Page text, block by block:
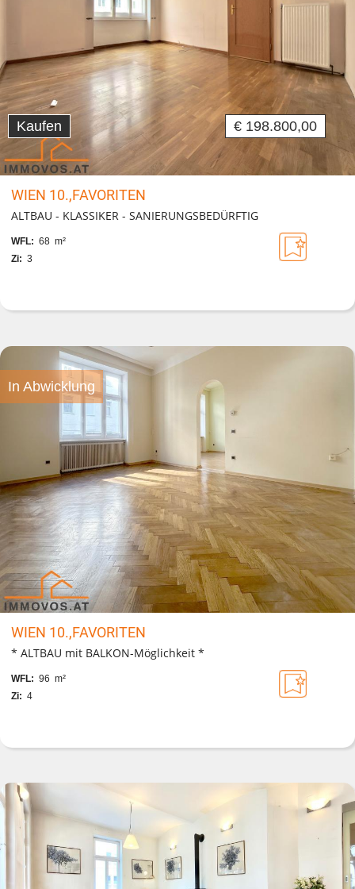
Kaufen € 198.800,00
WIEN 10.,FAVORITEN
ALTBAU - KLASSIKER - SANIERUNGSBEDÜRFTIG
WFL: 68 m²
Zi: 3
In Abwicklung
WIEN 10.,FAVORITEN
* ALTBAU mit BALKON-Möglichkeit *
WFL: 96 m²
Zi: 4